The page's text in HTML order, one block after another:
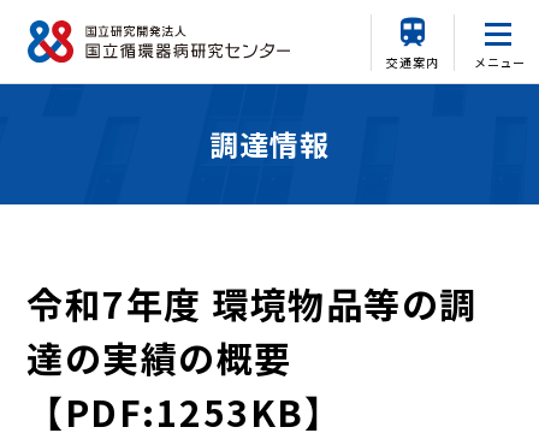
交通案内 メニュー
調達情報
令和7年度 環境物品等の調
達の実績の概要
【PDF:1253KB】